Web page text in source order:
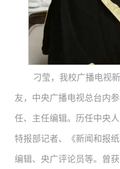
刁莹，我校广播电视
友，中央广播电视总台内
任、主任编辑。历任中央
特报部记者、《新闻和报
编辑、央广评论员等。曾